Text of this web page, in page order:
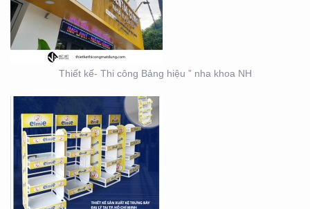
Thiết kế- Thi công Bảng hiệu ” nha khoa NH
TP. HỒ CHÍ MINH
THIẾT KẾ THI CÔNG KỆ
TRƯNG BÀY SẢN PHẨM
TẠI TP. HỒ CHÍ MINH